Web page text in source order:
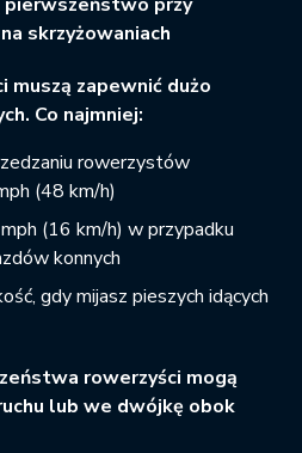
skrzyżowaniach
muszą zapewnić dużo
Co najmniej:
rowerzystów
(48 km/h)
(16 km/h) w przypadku
konnych
gdy mijasz pieszych idących
rowerzyści mogą
lub we dwójkę obok